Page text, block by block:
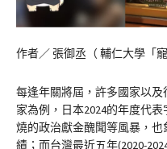
作者／ 張御丞（ 輔仁大學「
每逢年關將屆，許多國家以
家為例，日本2024的年度代
燒的政治獻金醜聞等風暴，
績；而台灣最近五年(2020-